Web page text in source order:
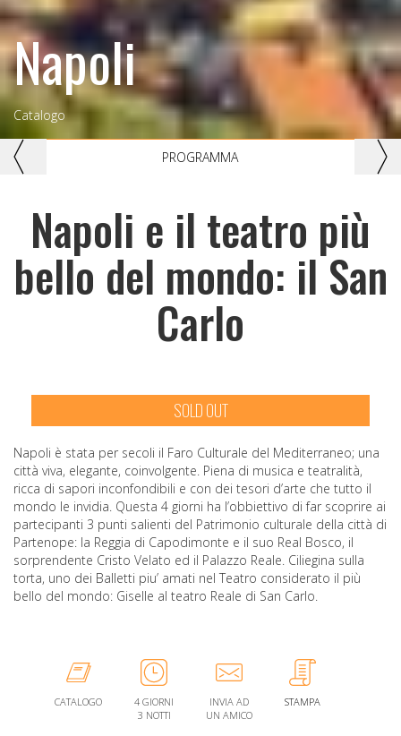
Napoli
Catalogo
PROGRAMMA
Napoli e il teatro più
bello del mondo: il San
Carlo
SOLD OUT
Napoli è stata per secoli il Faro Culturale del Mediterraneo; una
città viva, elegante, coinvolgente. Piena di musica e teatralità,
ricca di sapori inconfondibili e con dei tesori d’arte che tutto il
mondo le invidia. Questa 4 giorni ha l’obbiettivo di far scoprire ai
partecipanti 3 punti salienti del Patrimonio culturale della città di
Partenope: la Reggia di Capodimonte e il suo Real Bosco, il
sorprendente Cristo Velato ed il Palazzo Reale. Ciliegina sulla
torta, uno dei Balletti piu’ amati nel Teatro considerato il più
bello del mondo: Giselle al teatro Reale di San Carlo.
CATALOGO
4 GIORNI
3 NOTTI
INVIA AD
UN AMICO
STAMPA